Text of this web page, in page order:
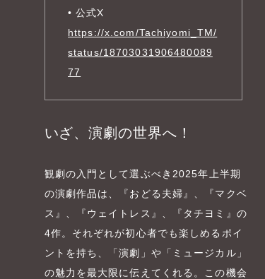
• 公式X
https://x.com/Tachiyomi_TM/
status/18703031906480089
77
いざ、演劇の世界へ！
観劇の入門として選ぶべき2025年上半期
の演劇作品は、『おどる夫婦』、『マクベ
ス』、『ウェイトレス』、『タチヨミ』の
4作。それぞれが初心者でも楽しめるポイ
ントを持ち、「演劇」や「ミュージカル」
の魅力を最大限に伝えてくれる。この機会